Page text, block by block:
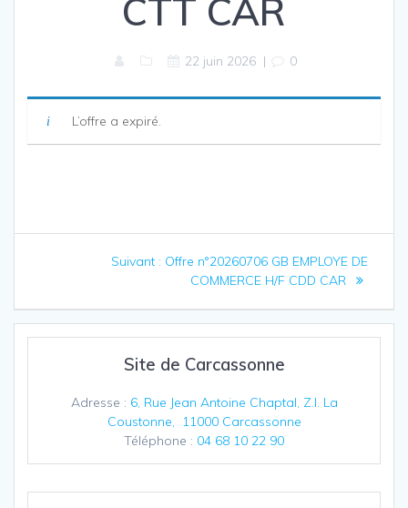
CTT CAR
22 juin 2026 | 0
L’offre a expiré.
Navigation
l’article
Suivant : Article
suivant
Offre n°20260706 GB EMPLOYE DE
COMMERCE H/F CDD CAR
Site de Carcassonne
Adresse : 6, Rue Jean Antoine Chaptal, Z.I. La
Coustonne, 11000 Carcassonne
Téléphone : 04 68 10 22 90